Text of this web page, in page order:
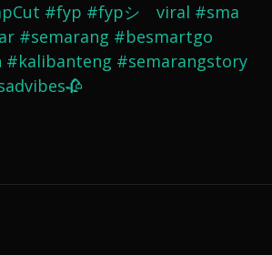
#fyp #fypシ゚viral #sma
#semarang #besmartgo
#kalibanteng #semarangstory